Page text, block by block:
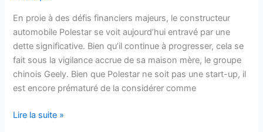
En proie à des défis financiers majeurs, le constructeur
automobile Polestar se voit aujourd’hui entravé par une
dette significative. Bien qu’il continue à progresser, cela se
fait sous la vigilance accrue de sa maison mère, le groupe
chinois Geely. Bien que Polestar ne soit pas une start-up, il
est encore prématuré de la considérer comme
Lire la suite »